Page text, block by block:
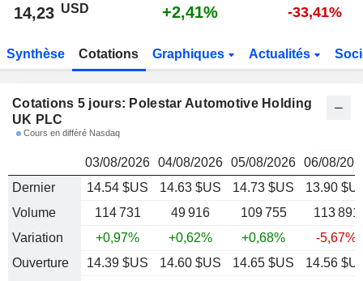
14,23 USD +2,41% -33,41%
Synthèse Cotations Graphiques Actualités
Cotations 5 jours: Polestar Automotive Holding
UK PLC
Cours en différé Nasdaq
03/08/2026 04/08/2026 05/08/2026 06/08/
Dernier
14.54 $US 14.63 $US 14.73 $US
13.90
Volume
114 731 49 916 109 755
113 891
Variation
+0,97% +0,62% +0,68%
-5,67%
Ouverture
14.39 $US 14.60 $US 14.65 $US
14.56